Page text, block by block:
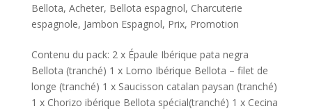
Bellota, Acheter, Bellota espagnol, Charcuterie
espagnole, Jambon Espagnol, Prix, Promotion
Contenu du pack: 2 x Épaule Ibérique pata negra
Bellota (tranché) 1 x Lomo Ibérique Bellota – filet de
longe (tranché) 1 x Saucisson catalan paysan (tranché)
1 x Chorizo ibérique Bellota spécial(tranché) 1 x Cecina